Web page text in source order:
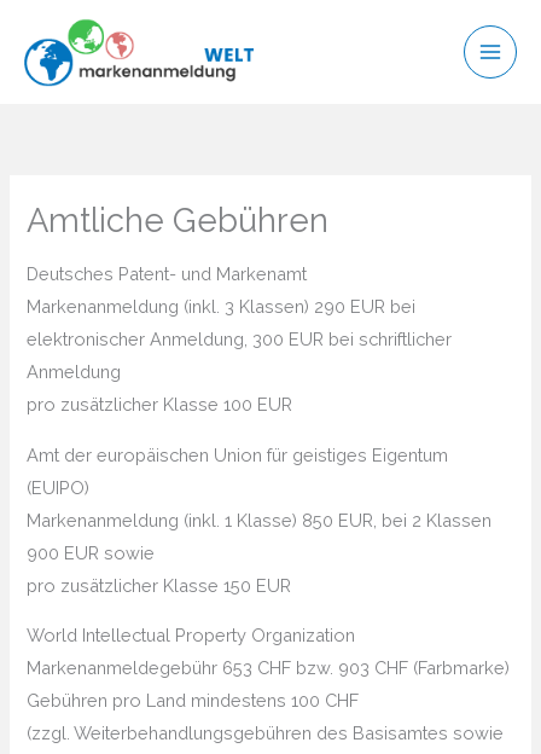
Inhalt
springen
Amtliche Gebühren
Deutsches Patent- und Markenamt
Markenanmeldung (inkl. 3 Klassen) 290 EUR bei
elektronischer Anmeldung, 300 EUR bei schriftlicher
Anmeldung
pro zusätzlicher Klasse 100 EUR
Amt der europäischen Union für geistiges Eigentum
(EUIPO)
Markenanmeldung (inkl. 1 Klasse) 850 EUR, bei 2 Klassen
900 EUR sowie
pro zusätzlicher Klasse 150 EUR
World Intellectual Property Organization
Markenanmeldegebühr 653 CHF bzw. 903 CHF (Farbmarke)
Gebühren pro Land mindestens 100 CHF
(zzgl. Weiterbehandlungsgebühren des Basisamtes sowie